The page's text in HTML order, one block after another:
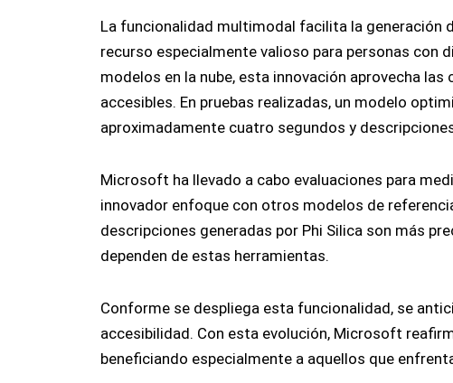
La funcionalidad multimodal facilita la generación
recurso especialmente valioso para personas con
modelos en la nube, esta innovación aprovecha
accesibles. En pruebas realizadas, un modelo
aproximadamente cuatro segundos y
Microsoft ha llevado a cabo evaluaciones para
innovador enfoque con otros modelos de
descripciones generadas por Phi Silica son más
dependen de estas herramientas.
Conforme se despliega esta funcionalidad, se
accesibilidad. Con esta evolución, Microsoft
beneficiando especialmente a aquellos que